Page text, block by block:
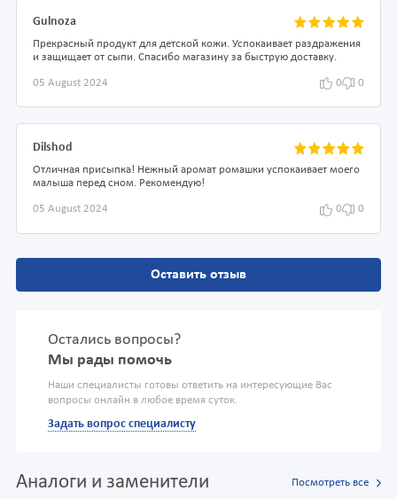
Gulnoza
Прекрасный продукт для детской кожи. Успокаивает раздражения
и защищает от сыпи. Спасибо магазину за быструю доставку.
05 August 2024 0 0
Dilshod
Отличная присыпка! Нежный аромат ромашки успокаивает моего
малыша перед сном. Рекомендую!
05 August 2024 0 0
Оставить отзыв
Остались вопросы?
Мы рады помочь
Наши специалисты готовы ответить на интересующие Вас
вопросы онлайн в любое время суток.
Задать вопрос специалисту
Аналоги и заменители Посмотреть все